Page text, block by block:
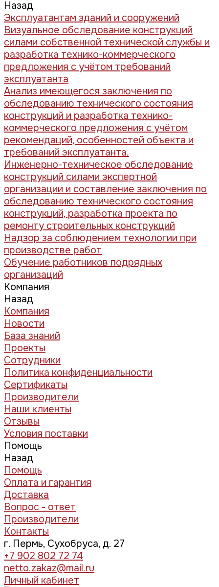
Назад
Эксплуатантам зданий и сооружений
Визуальное обследование конструкций
силами собственной технической службы и
разработка технико-коммерческого
предложения с учётом требований
эксплуатанта
Анализ имеющегося заключения по
обследованию технического состояния
конструкций и разработка технико-
коммерческого предложения с учётом
рекомендаций, особенностей объекта и
требований эксплуатанта.
Инженерно-техническое обследование
конструкций силами экспертной
организации и составление заключения по
обследованию технического состояния
конструкций, разработка проекта по
ремонту строительных конструкций
Надзор за соблюдением технологии при
производстве работ
Обучение работников подрядных
организаций
Компания
Назад
Компания
Новости
База знаний
Проекты
Сотрудники
Политика конфиденциальности
Сертификаты
Производители
Наши клиенты
Отзывы
Условия поставки
Помощь
Назад
Помощь
Оплата и гарантия
Доставка
Вопрос - ответ
Производители
Контакты
г. Пермь, Сухобруса, д. 27
+7 902 802 72 74
netto.zakaz@mail.ru
Личный кабинет